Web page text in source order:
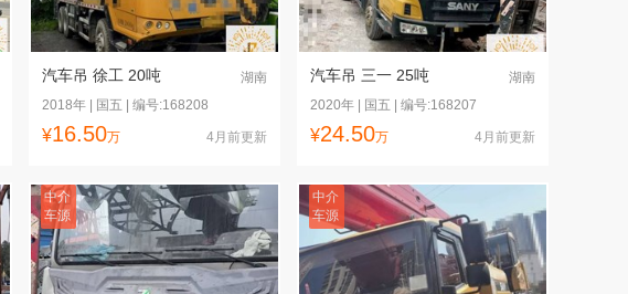
汽车吊 徐工 20吨
湖南
2018年 | 国五 | 编号:168208
¥16.50万 4月前更新
汽车吊 三一 25吨
湖南
2020年 | 国五 | 编号:168207
¥24.50万 4月前更新
中介
车源
中介
车源